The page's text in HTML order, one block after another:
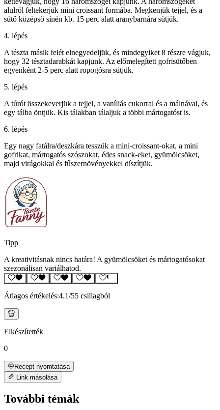
alulról feltekerjük mini croissant formába. Megkenjük tejjel, és a
sütő középső sínén kb. 15 perc alatt aranybarnára sütjük.
4. lépés
A tészta másik felét elnegyedeljük, és mindegyiket 8 részre vágjuk,
hogy 32 tésztadarabkát kapjunk. Az előmelegített gofrisütőben
egyenként 2-5 perc alatt ropogósra sütjük.
5. lépés
A túrót összekeverjük a tejjel, a vaníliás cukorral és a málnával, és
egy tálba öntjük. Kis tálakban tálaljuk a többi mártogatóst is.
6. lépés
Egy nagy fatálra/deszkára tesszük a mini-croissant-okat, a mini
gofrikat, mártogatós szószokat, édes snack-eket, gyümölcsöket,
majd virágokkal és fűszernövényekkel díszítjük.
Tipp
A kreativitásnak nincs határa! A gyümölcsöket és mártogatósokat
szezonálisan variálhatod.
Átlagos értékelés:4.1/55 csillagból
Elkészítették
0
Recept nyomtatása
Link másolása
További témák